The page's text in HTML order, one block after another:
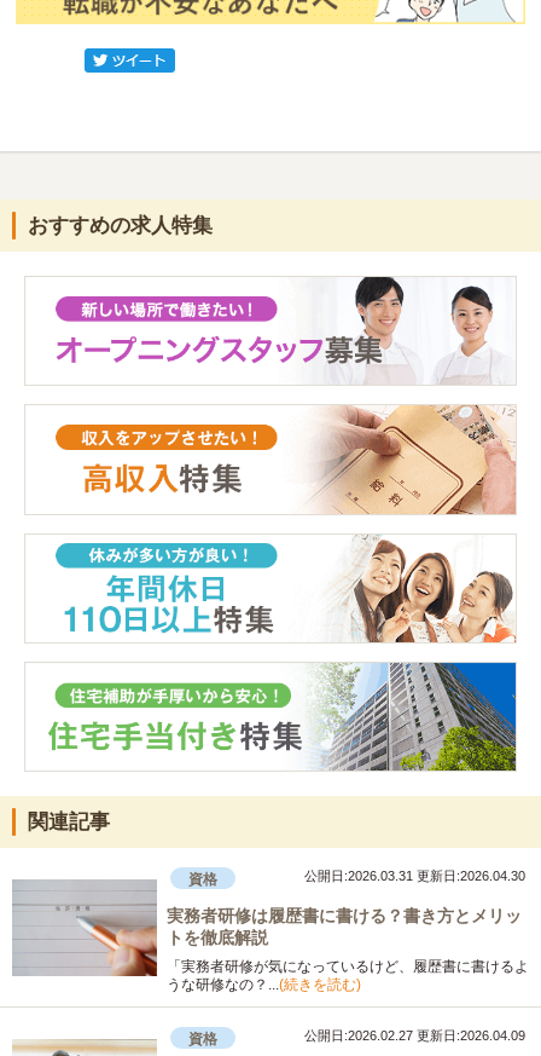
おすすめの求人特集
関連記事
資格 公開日:2026.03.31 更新日:2026.04.30
実務者研修は履歴書に書ける？書き方とメリッ
トを徹底解説
「実務者研修が気になっているけど、履歴書に書けるよ
うな研修なの？...(続きを読む)
資格 公開日:2026.02.27 更新日:2026.04.09